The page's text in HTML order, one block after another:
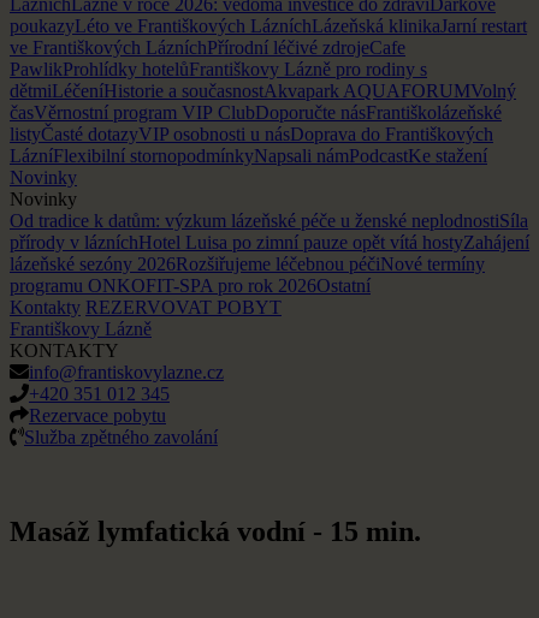
LázníchLázně v roce 2026: vědomá investice do zdravíDárkové
poukazyLéto ve Františkových LázníchLázeňská klinikaJarní restart
ve Františkových LázníchPřírodní léčivé zdrojeCafe
PawlikProhlídky hotelůFrantiškovy Lázně pro rodiny s
dětmiLéčeníHistorie a současnostAkvapark AQUAFORUMVolný
časVěrnostní program VIP ClubDoporučte násFrantiškolázeňské
listyČasté dotazyVIP osobnosti u násDoprava do Františkových
LázníFlexibilní stornopodmínkyNapsali námPodcastKe stažení
Novinky
Novinky
Od tradice k datům: výzkum lázeňské péče u ženské neplodnostiSíla
přírody v lázníchHotel Luisa po zimní pauze opět vítá hostyZahájení
lázeňské sezóny 2026Rozšiřujeme léčebnou péčiNové termíny
programu ONKOFIT-SPA pro rok 2026Ostatní
Kontakty REZERVOVAT POBYT
Františkovy Lázně
KONTAKTY
info@frantiskovylazne.cz
+420 351 012 345
Rezervace pobytu
Služba zpětného zavolání
Masáž lymfatická vodní - 15 min.